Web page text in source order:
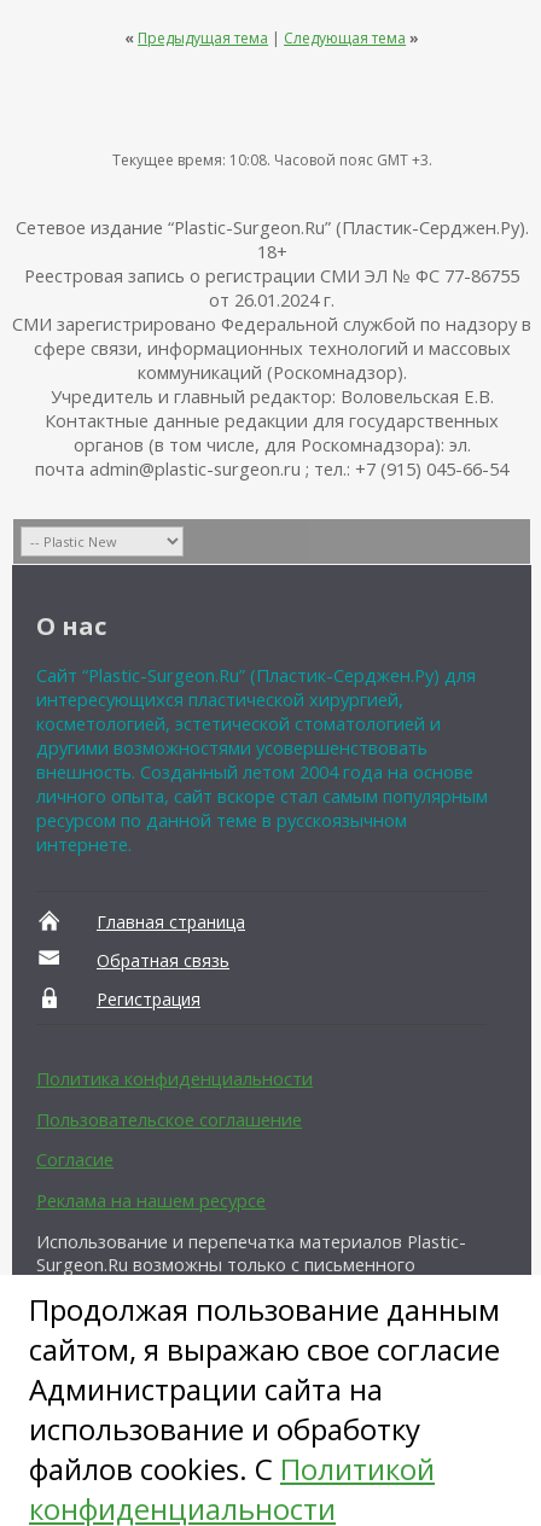
Продолжая пользование данным
сайтом, я выражаю свое согласие
Администрации сайта на
использование и обработку
файлов cookies. С Политикой
конфиденциальности
« Предыдущая тема | Следующая тема »
Текущее время: 10:08. Часовой пояс GMT +3.
Сетевое издание “Plastic-Surgeon.Ru” (Пластик-Серджен.Ру).
18+
Реестровая запись о регистрации СМИ ЭЛ № ФС 77-86755
от 26.01.2024 г.
СМИ зарегистрировано Федеральной службой по надзору в
сфере связи, информационных технологий и массовых
коммуникаций (Роскомнадзор).
Учредитель и главный редактор: Воловельская Е.В.
Контактные данные редакции для государственных
органов (в том числе, для Роскомнадзора): эл.
почта admin@plastic-surgeon.ru ; тел.: +7 (915) 045-66-54
О нас
Сайт “Plastic-Surgeon.Ru” (Пластик-Серджен.Ру) для
интересующихся пластической хирургией,
косметологией, эстетической стоматологией и
другими возможностями усовершенствовать
внешность. Созданный летом 2004 года на основе
личного опыта, сайт вскоре стал самым популярным
ресурсом по данной теме в русскоязычном
интернете.
Главная страница
Обратная связь
Регистрация
Политика конфиденциальности
Пользовательское соглашение
Согласие
Реклама на нашем ресурсе
Использование и перепечатка материалов Plastic-
Surgeon.Ru возможны только с письменного
активной ссылки на источник.